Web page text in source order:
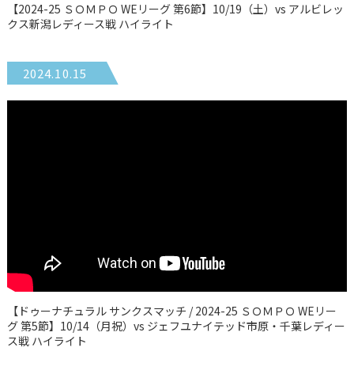
【2024-25 ＳＯＭＰＯ WEリーグ 第6節】10/19（土）vs アルビレッ
クス新潟レディース戦 ハイライト
2024.10.15
【ドゥーナチュラル サンクスマッチ / 2024-25 ＳＯＭＰＯ WEリー
グ 第5節】10/14（月祝）vs ジェフユナイテッド市原・千葉レディー
ス戦 ハイライト